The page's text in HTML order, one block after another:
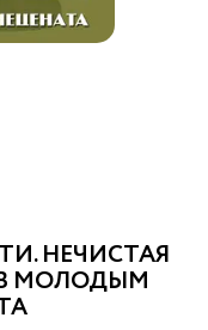
НЕЧИСТАЯ
МОЛОДЫМ